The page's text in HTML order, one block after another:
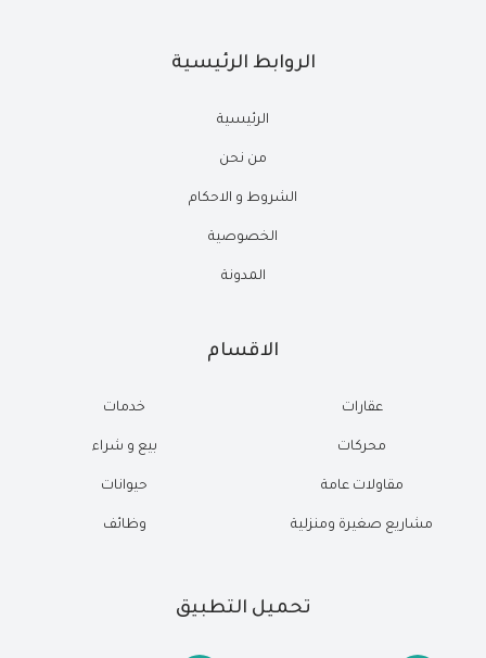
الروابط الرئيسية
الرئيسية
من نحن
الشروط و الاحكام
الخصوصية
المدونة
الاقسام
عقارات
محركات
مقاولات عامة
مشاريع صغيرة ومنزلية
خدمات
بيع و شراء
حيوانات
وظائف
تحميل التطبيق